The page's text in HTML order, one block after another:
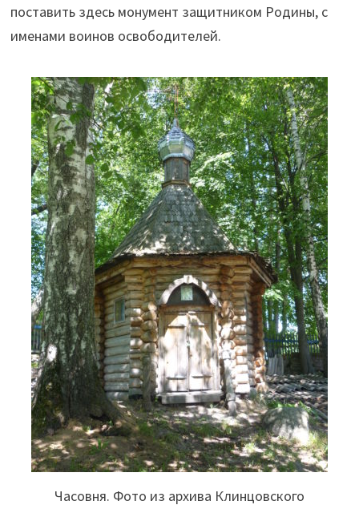
поставить здесь монумент защитником Родины, с
именами воинов освободителей.
Часовня. Фото из архива Клинцовского